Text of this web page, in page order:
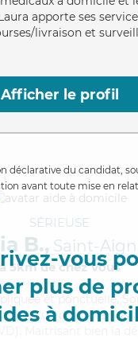
apporte ses
livraison et
Afficher le profil
déclarative du candidat,
avant toute mise en
vous
plus de
à
SÉRIEUSE
B., Saint-
5km de chez Vous
et ponctuelle,
un diplôme